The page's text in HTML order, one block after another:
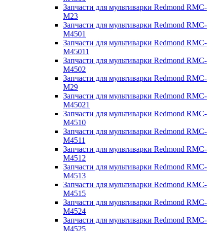
Запчасти для мультиварки Redmond RMC-
M23
Запчасти для мультиварки Redmond RMC-
M4501
Запчасти для мультиварки Redmond RMC-
M45011
Запчасти для мультиварки Redmond RMC-
M4502
Запчасти для мультиварки Redmond RMC-
M29
Запчасти для мультиварки Redmond RMC-
M45021
Запчасти для мультиварки Redmond RMC-
M4510
Запчасти для мультиварки Redmond RMC-
M4511
Запчасти для мультиварки Redmond RMC-
M4512
Запчасти для мультиварки Redmond RMC-
M4513
Запчасти для мультиварки Redmond RMC-
M4515
Запчасти для мультиварки Redmond RMC-
M4524
Запчасти для мультиварки Redmond RMC-
M4525